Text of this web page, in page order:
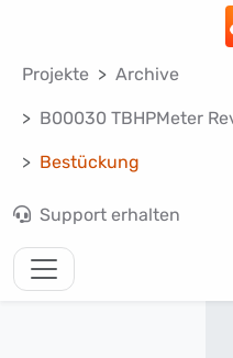
Projekte Archive
B00030 TBHPMeter
Bestückung
Support erhalten